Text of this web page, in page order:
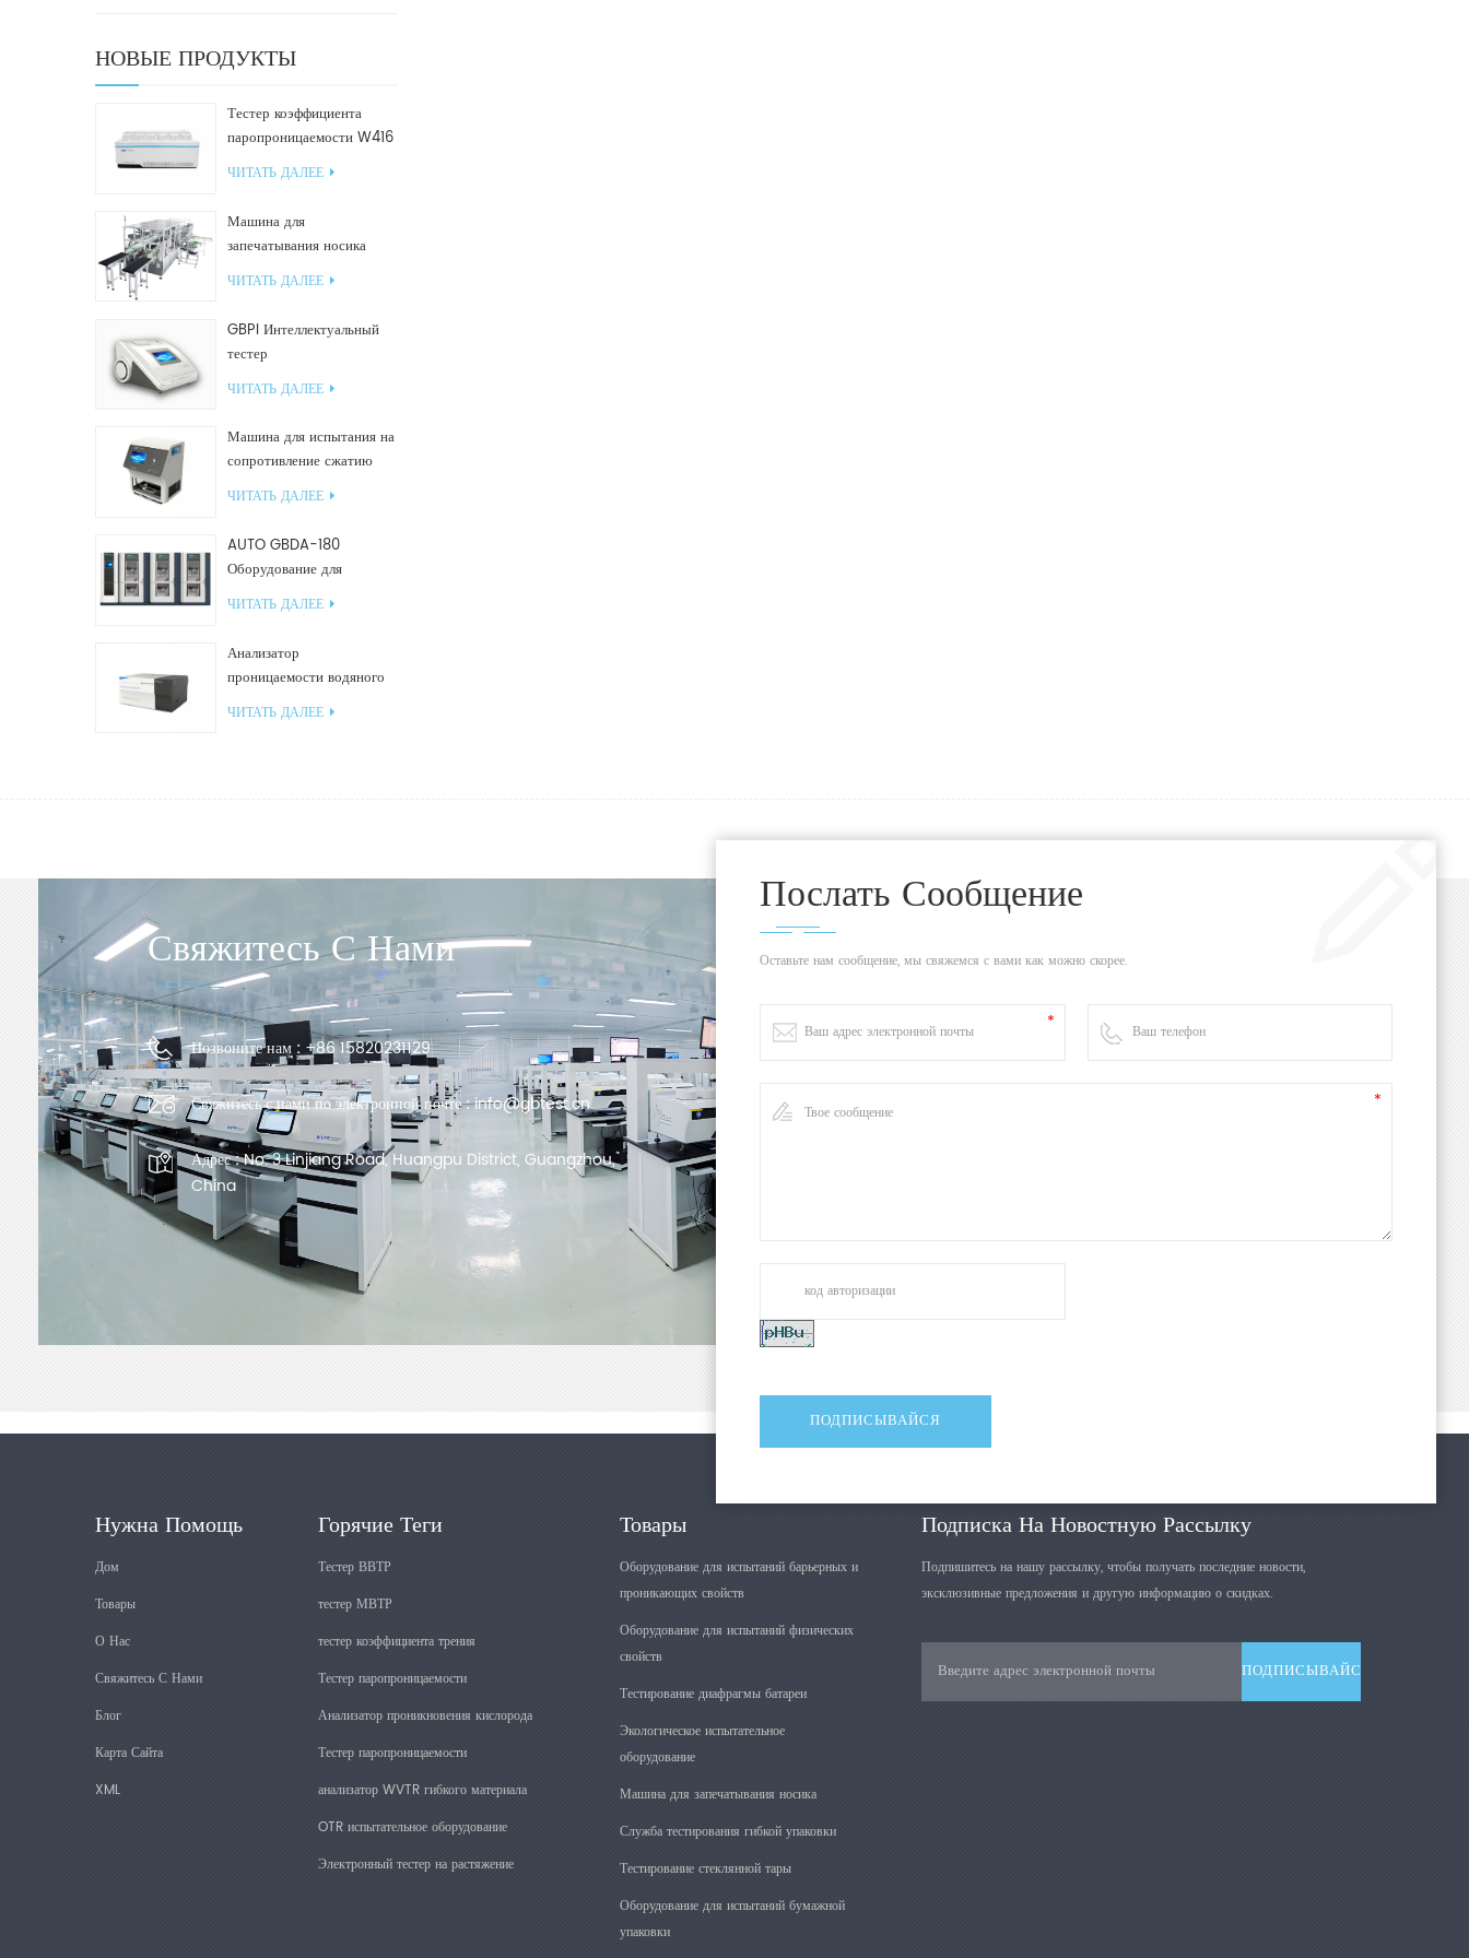
НОВЫЕ ПРОДУКТЫ
Тестер коэффициента
паропроницаемости W416
2.0
ЧИТАТЬ ДАЛЕЕ
Машина для
запечатывания носика
GF2600-X для наклонных
ЧИТАТЬ ДАЛЕЕ
GBPI Интеллектуальный
тестер
производительности
уплотнений
ЧИТАТЬ ДАЛЕЕ
Машина для испытания на
сопротивление сжатию
GBN200G для
пластиковых пакетов
ЧИТАТЬ ДАЛЕЕ
AUTO GBDA-180
Оборудование для
испытания пластмасс на
разложение компоста
ЧИТАТЬ ДАЛЕЕ
Анализатор
проницаемости водяного
пара W812 (чашечный
метод) Испытательное
ЧИТАТЬ ДАЛЕЕ
Свяжитесь С Нами
Позвоните нам :+86 15820231129
Свяжитесь с нами по электронной почте :info@gbtest.cn
Адрес :No. 3 Linjiang Road, Huangpu District, Guangzhou,
China
Послать Сообщение
Оставьте нам сообщение, мы свяжемся с вами как можно скорее.
Нужна Помощь
Дом
Товары
О Нас
Свяжитесь С Нами
Блог
Карта Сайта
XML
Горячие Теги
Тестер ВВТР
тестер МВТР
тестер коэффициента трения
Тестер паропроницаемости
Анализатор проникновения кислорода
Тестер паропроницаемости
анализатор WVTR гибкого материала
OTR испытательное оборудование
Электронный тестер на растяжение
Товары
Оборудование для испытаний барьерных и
проникающих свойств
Оборудование для испытаний физических
свойств
Тестирование диафрагмы батареи
Экологическое испытательное
оборудование
Машина для запечатывания носика
Служба тестирования гибкой упаковки
Тестирование стеклянной тары
Оборудование для испытаний бумажной
упаковки
Подписка На Новостную Рассылку
Подпишитесь на нашу рассылку, чтобы получать последние новости,
эксклюзивные предложения и другую информацию о скидках.